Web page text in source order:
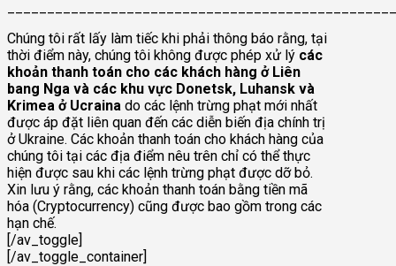
Chúng tôi rất lấy làm tiếc khi phải thông báo rằng, tại
thời điểm này, chúng tôi không được phép xử lý các
khoản thanh toán cho các khách hàng ở Liên
bang Nga và các khu vực Donetsk, Luhansk và
Krimea ở Ucraina do các lệnh trừng phạt mới nhất
được áp đặt liên quan đến các diễn biến địa chính trị
ở Ukraine. Các khoản thanh toán cho khách hàng của
chúng tôi tại các địa điểm nêu trên chỉ có thể thực
hiện được sau khi các lệnh trừng phạt được dỡ bỏ.
Xin lưu ý rằng, các khoản thanh toán bằng tiền mã
hóa (Cryptocurrency) cũng được bao gồm trong các
hạn chế.
[/av_toggle]
[/av_toggle_container]